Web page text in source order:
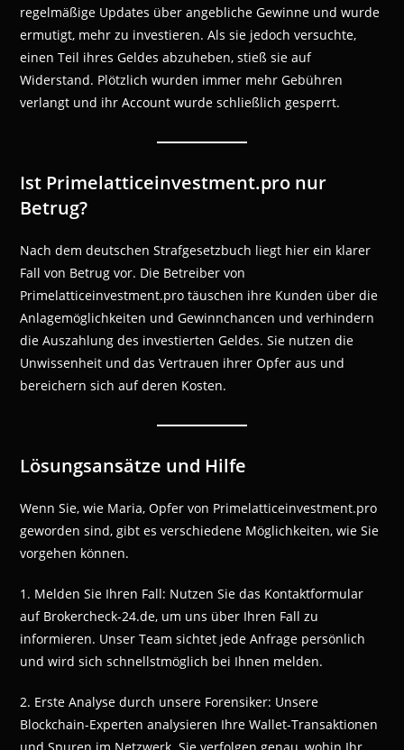
regelmäßige Updates über angebliche Gewinne und wurde
ermutigt, mehr zu investieren. Als sie jedoch versuchte,
einen Teil ihres Geldes abzuheben, stieß sie auf
Widerstand. Plötzlich wurden immer mehr Gebühren
verlangt und ihr Account wurde schließlich gesperrt.
Ist Primelatticeinvestment.pro nur
Betrug?
Nach dem deutschen Strafgesetzbuch liegt hier ein klarer
Fall von Betrug vor. Die Betreiber von
Primelatticeinvestment.pro täuschen ihre Kunden über die
Anlagemöglichkeiten und Gewinnchancen und verhindern
die Auszahlung des investierten Geldes. Sie nutzen die
Unwissenheit und das Vertrauen ihrer Opfer aus und
bereichern sich auf deren Kosten.
Lösungsansätze und Hilfe
Wenn Sie, wie Maria, Opfer von Primelatticeinvestment.pro
geworden sind, gibt es verschiedene Möglichkeiten, wie Sie
vorgehen können.
1. Melden Sie Ihren Fall: Nutzen Sie das Kontaktformular
auf Brokercheck-24.de, um uns über Ihren Fall zu
informieren. Unser Team sichtet jede Anfrage persönlich
und wird sich schnellstmöglich bei Ihnen melden.
2. Erste Analyse durch unsere Forensiker: Unsere
Blockchain-Experten analysieren Ihre Wallet-Transaktionen